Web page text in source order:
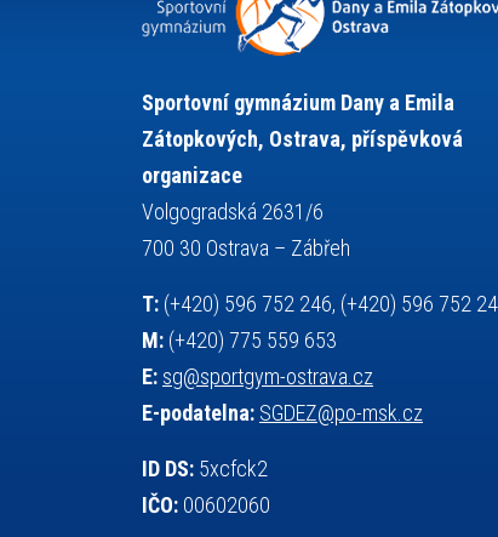
německý jazyk
občanská nauka
olympijské hry olympiáda dětí a mládeže
organizace plavání
pozvánka
požární sport
projekty přednáška
rychlobruslení
snowboarding
sportovní gymnastika sportovní lezení
squash stolní tenis
talentová zkouška
tanec
teorie sportovní přípravy
tělesná výchova
volejbal
Sportovní gymnázium Dany a Emila
Zátopkových, Ostrava, příspěvková
organizace
Volgogradská 2631/6
700 30 Ostrava – Zábřeh
T: (+420) 596 752 246, (+420) 596 752
M: (+420) 775 559 653
E: sg@sportgym-ostrava.cz
E-podatelna: SGDEZ@po-msk.cz
ID DS: 5xcfck2
IČO: 00602060